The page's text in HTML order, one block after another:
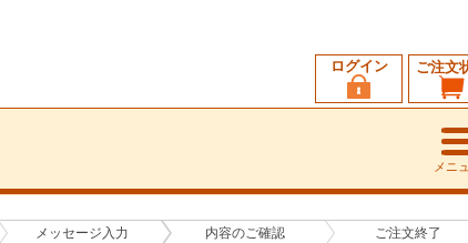
ご注文
ログイン
メニ
メッセージ 入力 内容のご確認 ご注文終了